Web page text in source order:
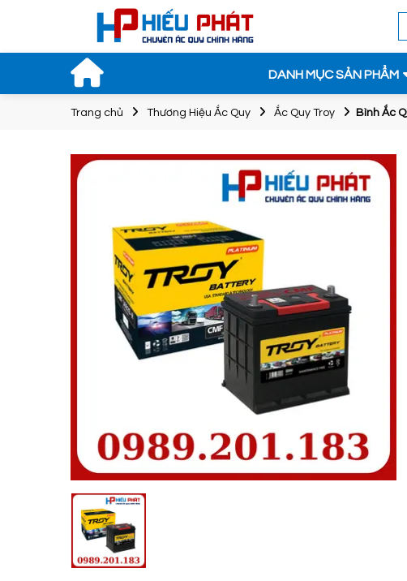
DANH MỤC SẢN PHẨM
Trang chủ Thương Hiệu Ắc Quy Ắc Quy Troy Bình Ắc
Bình Ắc Quy
ROCKET SMF
NS40ZL(S) 12V-
35Ah
1.100.000đ